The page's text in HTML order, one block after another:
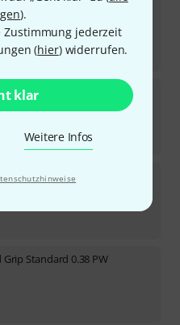
).
Zustimmung jederzeit
(hier) widerrufen.
klar
Weitere Infos
Grip Sharp Tip 0.60 CR
Grip Sharp Tip 0.88 TG
Standard 0.88 TG
Standard 0.38 PW